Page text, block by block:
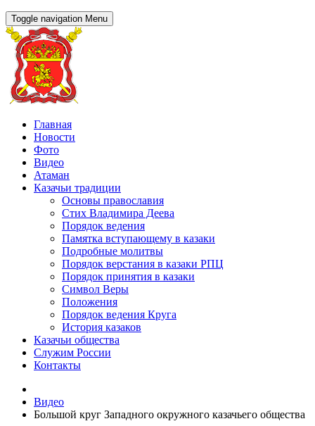
Toggle navigation Menu
Главная
Новости
Фото
Видео
Атаман
Казачьи традиции
Основы православия
Стих Владимира Деева
Порядок ведения
Памятка вступающему в казаки
Подробные молитвы
Порядок верстания в казаки РПЦ
Порядок принятия в казаки
Символ Веры
Положения
Порядок ведения Круга
История казаков
Казачьи общества
Служим России
Контакты
Видео
Большой круг Западного окружного казачьего общества